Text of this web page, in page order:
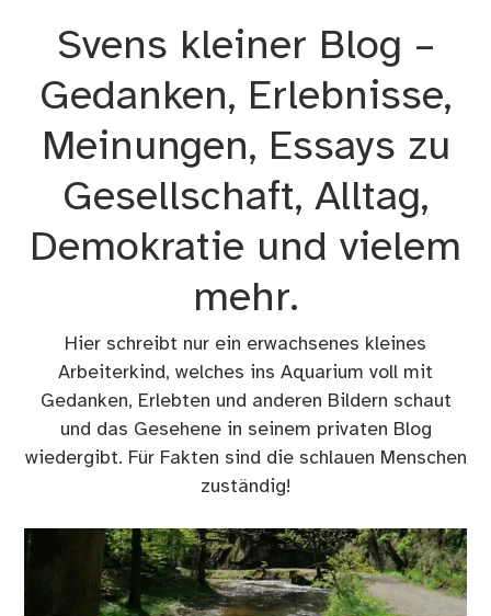
Svens kleiner Blog –
Gedanken, Erlebnisse,
Meinungen, Essays zu
Gesellschaft, Alltag,
Demokratie und vielem
mehr.
Hier schreibt nur ein erwachsenes kleines
Arbeiterkind, welches ins Aquarium voll mit
Gedanken, Erlebten und anderen Bildern schaut
und das Gesehene in seinem privaten Blog
wiedergibt. Für Fakten sind die schlauen Menschen
zuständig!